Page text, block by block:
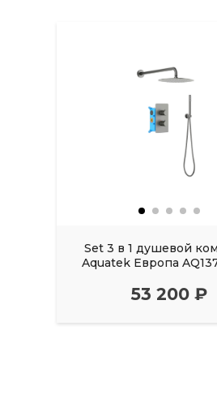
Set 3 в 1 душевой
Aquatek Европа
53 200 ₽